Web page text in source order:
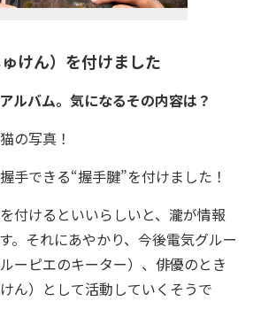
けん）を付けました
アルバム。気になるその内容は？
の写真！
できる“握手腱”を付けました！
付けるといいらしいと、瀧が情報
。それにあやかり、今後電気グルー
ーピエのキーター）、俳優のとき
ん）として活動していくそうで